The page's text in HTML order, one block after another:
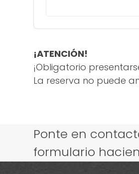
¡ATENCIÓN!
¡Obligatorio
La reserva no puede
Ponte en
formulario